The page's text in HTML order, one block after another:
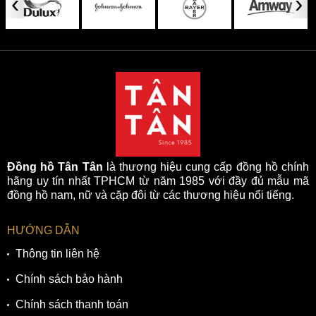
động dựa trên nguyên lý chuyển hóa ánh sáng thành năng
lượng hoạt động và có tuổi thọ pin tụ dao động từ 6 đến 8
động đến 6 tháng trong bóng tối với sai số thấp khoảng
15 giây mỗi tháng. Bộ máy Eco-Drive này có viên pin tụ
hoàn toàn không chứa thủy ngân, và được trang bị chức
năng cảnh báo sạc chưa đầy và ngăn ngừa sạc quá tải.
Nhờ đó, bộ máy này được đánh giá cao vì an toàn cho sức
khỏe và thân thiện với môi trường khi giảm thiểu được
lượng lớn rác thải điện tử.
Đồng hồ Tân Tân là thương hiệu cung cấp đồng hồ chính
hãng uy tín nhất TPHCM từ năm 1985 với đầy đủ mẫu mã
đồng hồ nam, nữ và cặp đôi từ các thương hiệu nổi tiếng.
HƯỚNG DẪN
Thông tin liên hệ
Chính sách bảo hành
Chính sách thanh toán